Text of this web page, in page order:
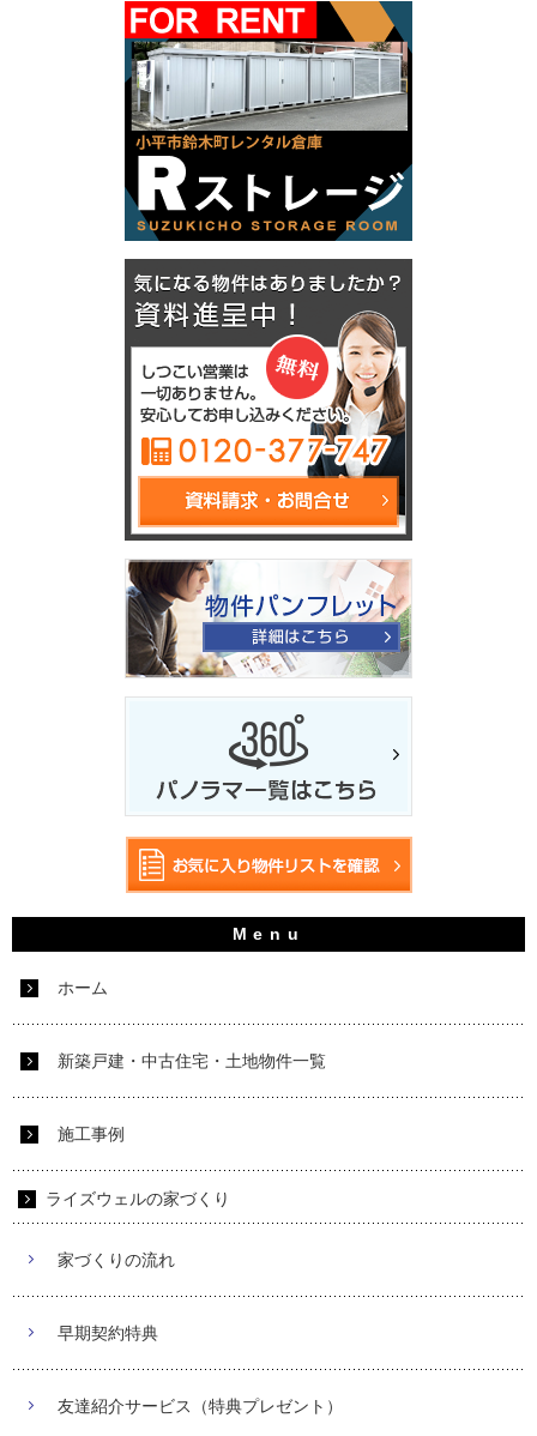
ホーム
新築戸建・中古住宅・土地物件一覧
施工事例
ライズウェルの家づくり
家づくりの流れ
早期契約特典
友達紹介サービス（特典プレゼント）